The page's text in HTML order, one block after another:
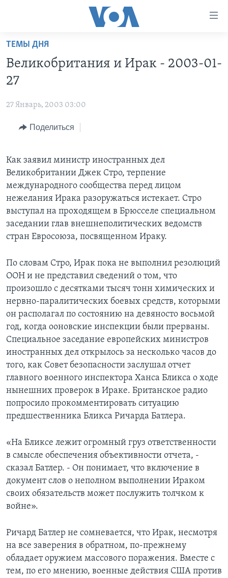
Перейти
основной
контент
навигации
поиск
ПРОГРАММЫ
НОВОСТИ ЗА МИНУТУ
ИТОГИ
ДИСКУССИЯ VOA
ДЕТАЛИ
НЬЮ-ЙОРК NEW YORK
УЧИМ АНГЛИЙСКИЙ
НАША АМЕРИКАНСКАЯ ИСТОРИЯ
АРТЕФАКТЫ
АМЕРИКАНСКИЕ ГОРОДКИ
ТЕСТЫ
ЭКСПЕРТИЗА
ИНТЕРВЬЮ
ЗА СВОБОДУ ПРЕССЫ
УЧИМ АНГЛИЙСКИЙ
ВИДЕО
ПОДПИСКА НА НОВОСТИ
СОЦИАЛЬНЫЕ СЕТИ
Языки
ТЕМЫ ДНЯ
Великобритания и Ирак - 2003-01-
27
27 Январь, 2003 03:00
Поделиться
Как заявил министр иностранных дел
Великобритании Джек Стро, терпение
международного сообщества перед лицом
нежелания Ирака разоружаться истекает. Стро
выступал на проходящем в Брюсселе специальном
заседании глав внешнеполитических ведомств
стран Евросоюза, посвященном Ираку.
По словам Стро, Ирак пока не выполнил резолюций
ООН и не представил сведений о том, что
произошло с десятками тысяч тонн химических и
нервно-паралитических боевых средств, которыми
он располагал по состоянию на девяносто восьмой
год, когда ооновские инспекции были прерваны.
Специальное заседание европейских министров
иностранных дел открылось за несколько часов до
того, как Совет безопасности заслушал отчет
главного военного инспектора Ханса Бликса о ходе
нынешних проверок в Ираке. Британское радио
попросило прокомментировать ситуацию
предшественника Бликса Ричарда Батлера.
«На Бликсе лежит огромный груз ответственности
в смысле обеспечения объективности отчета, -
сказал Батлер. - Он понимает, что включение в
документ слов о неполном выполнении Ираком
своих обязательств может послужить толчком к
войне».
Ричард Батлер не сомневается, что Ирак, несмотря
на все заверения в обратном, по-прежнему
обладает оружием массового поражения. Вместе с
тем, по его мнению, военные действия США против